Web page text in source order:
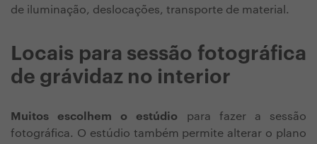
de iluminação, deslocações, transporte de material.
Locais para sessão fotográfica
de grávidaz no interior
Muitos escolhem o estúdio para fazer a sessão
fotográfica. O estúdio também permite alterar o plano